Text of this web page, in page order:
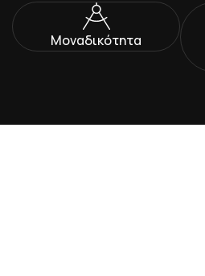
Μοναδικότητα